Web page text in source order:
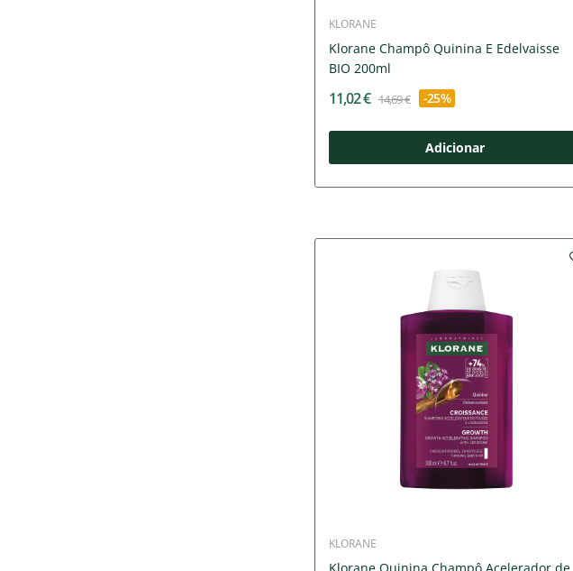
KLORANE
Klorane Champô Quinina E Edelvaisse
BIO 200ml
11,02 € 14,69 € -25%
Adicionar
KLORANE